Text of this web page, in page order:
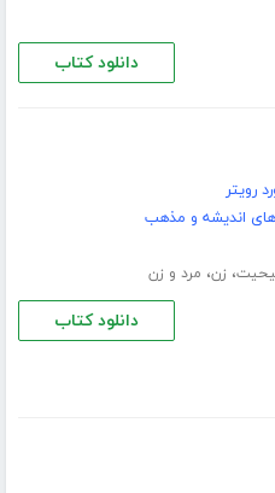
دانلود کتاب
رویتر
اندیشه و مذهب
، زن، مرد و زن
دانلود کتاب